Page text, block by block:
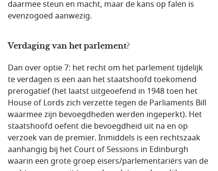
daarmee steun en macht, maar de kans op falen is
evenzogoed aanwezig.
Verdaging van het parlement?
Dan over optie 7: het recht om het parlement tijdelijk
te verdagen is een aan het staatshoofd toekomend
prerogatief (het laatst uitgeoefend in 1948 toen het
House of Lords zich verzette tegen de Parliaments Bill
waarmee zijn bevoegdheden werden ingeperkt). Het
staatshoofd oefent die bevoegdheid uit na en op
verzoek van de premier. Inmiddels is een rechtszaak
aanhangig bij het Court of Sessions in Edinburgh
waarin een grote groep eisers/parlementariërs van de